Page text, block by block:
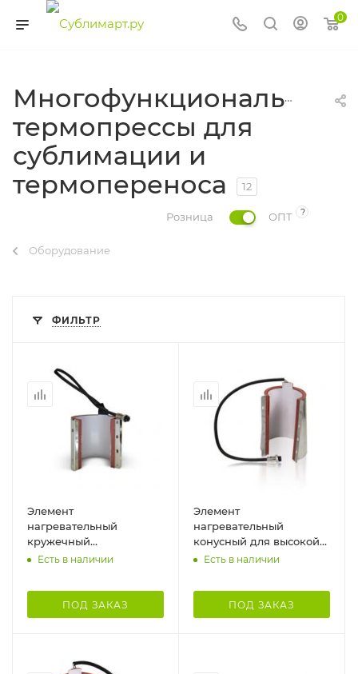
0
Многофункциональные
термопрессы для
сублимации и
термопереноса
12
?
Розница ОПТ
Оборудование
ФИЛЬТР
Элемент
нагревательный
кружечный
цилиндрический для
Есть в наличии
ПОД ЗАКАЗ
Элемент
нагревательный
конусный для высокой
кружки
Есть в наличии
ПОД ЗАКАЗ